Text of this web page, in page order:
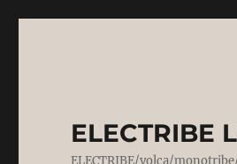
ELECTRIBE
ELECTRIBE/volca/monotribe/